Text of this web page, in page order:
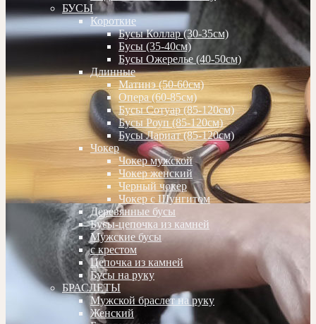
БУСЫ
Короткие
Бусы Коллар (30-35см)
Бусы (35-40см)
Бусы Ожерелье (40-50см)
Длинные
Матинэ (50-60см)
Опера (60-85см)
Бусы Сотуар (85-120см)
Бусы Роуп (85-120см)
Бусы Лариат (85-120см)
Чокер
Чокер мужской
Чокер женский
Черный чокер
Чокер с Шунгитом
Деревянные бусы
Бусы-цепочка из камней
Мужские бусы
с крестом
Цепочка из камней
Бусы на руку
БРАСЛЕТЫ
Мужской браслет на руку
Женский